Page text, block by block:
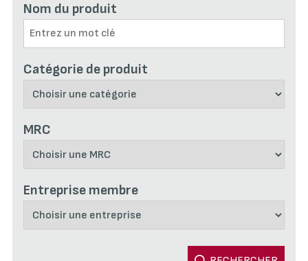
Nom du produit
Catégorie de produit
MRC
Entreprise membre